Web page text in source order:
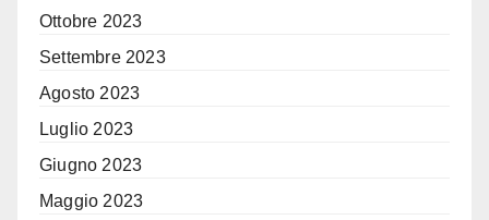
Ottobre 2023
Settembre 2023
Agosto 2023
Luglio 2023
Giugno 2023
Maggio 2023